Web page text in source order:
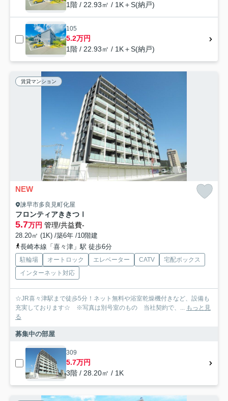
1階 / 22.93㎡ / 1K＋S(納戸)
105
5.2万円
1階 / 22.93㎡ / 1K＋S(納戸)
賃貸マンション
NEW
諫早市多良見町化屋
フロンティアききつⅠ
5.7万円 管理/共益費-
28.20㎡ (1K) /築6年 /10階建
長崎本線「喜々津」駅 徒歩6分
駐輪場 オートロック エレベーター CATV
宅配ボックス
インターネット対応
☆JR喜々津駅まで徒歩5分！ネット無料や浴室乾燥機付きなど、設備も
充実しております☆ ※写真は別号室のもの 当社契約で、... もっと見
る
募集中の部屋
309
5.7万円
3階 / 28.20㎡ / 1K